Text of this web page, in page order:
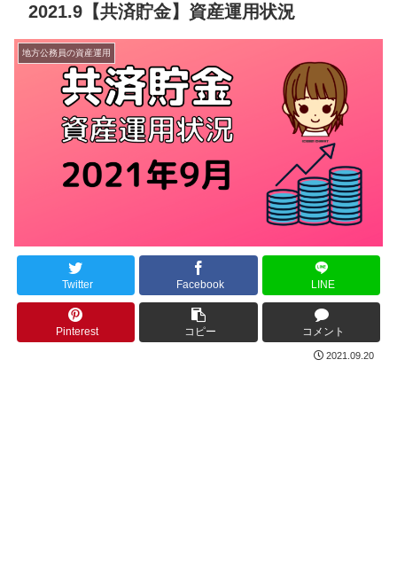
2021.9【共済貯金】資産運用状況
地方公務員の資産運用
Twitter Facebook LINE
Pinterest コピー コメント
2021.09.20